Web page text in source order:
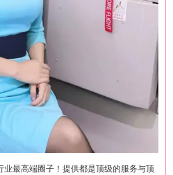
业最高端圈子！提供都是顶级的服务与顶